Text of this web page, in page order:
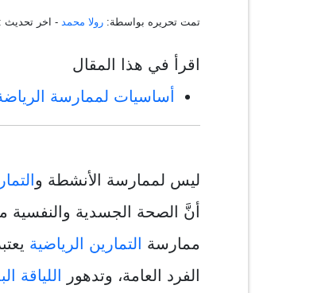
تمت تحريره بواسطة: رولا محمد - اخر تحديث :
اقرأ في هذا المقال
أساسيات لممارسة
ليس لممارسة الأنشطة و
أنَّ الصحة الجسدية
ممارسة
التمارين الرياضية
الفرد العامة، وتدهور
اللياقة